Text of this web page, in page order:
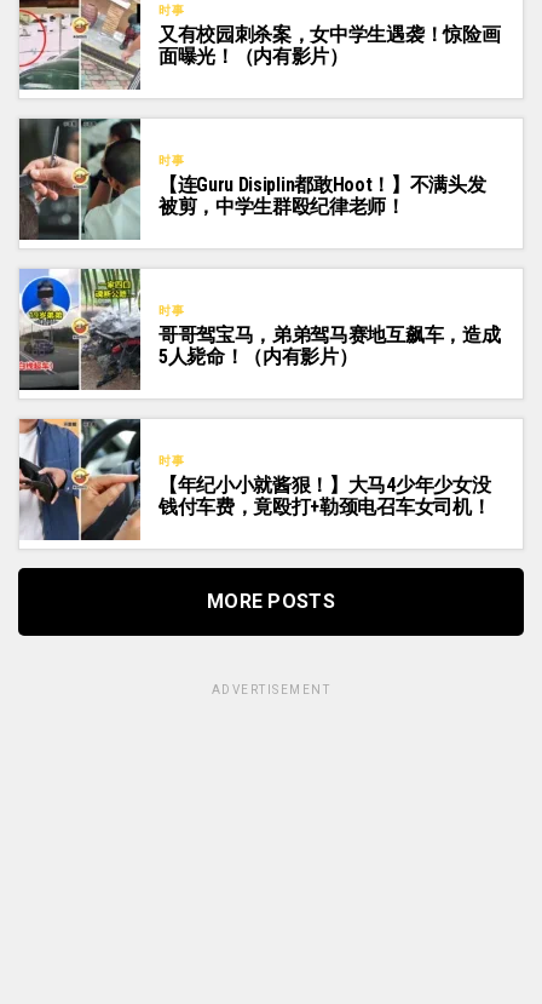
时事
又有校园刺杀案，女中学生遇袭！惊险画
面曝光！（内有影片）
时事
【连Guru Disiplin都敢Hoot！】不满头发
被剪，中学生群殴纪律老师！
时事
哥哥驾宝马，弟弟驾马赛地互飙车，造成
5人毙命！（内有影片）
时事
【年纪小小就酱狠！】大马4少年少女没
钱付车费，竟殴打+勒颈电召车女司机！
MORE POSTS
ADVERTISEMENT